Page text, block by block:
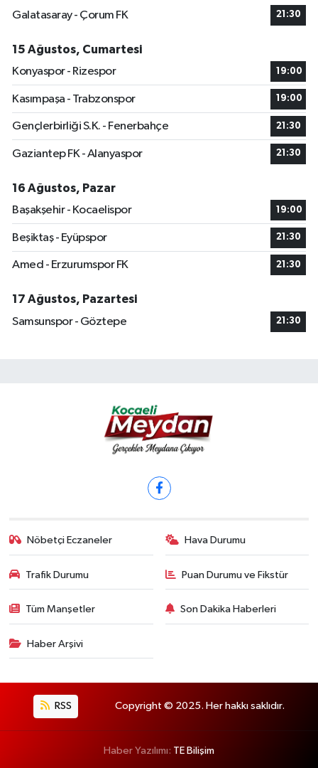
Galatasaray - Çorum FK
21:30
15 Ağustos, Cumartesi
Konyaspor - Rizespor
19:00
Kasımpaşa - Trabzonspor 19:00
Gençlerbirliği S.K. - Fenerbahçe 21:30
Gaziantep FK - Alanyaspor 21:30
16 Ağustos, Pazar
Başakşehir - Kocaelispor
19:00
Beşiktaş - Eyüpspor 21:30
Amed - Erzurumspor FK 21:30
17 Ağustos, Pazartesi
Samsunspor - Göztepe
21:30
Nöbetçi Eczaneler Hava Durumu
Trafik Durumu Puan Durumu ve Fikstür
Tüm Manşetler Son Dakika Haberleri
Haber Arşivi
RSS Copyright © 2025. Her hakkı saklıdır.
Haber Yazılımı: TE Bilişim